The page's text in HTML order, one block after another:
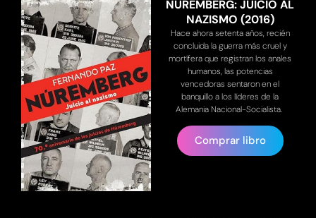
NÚREMBERG: JUICIO AL
NAZISMO (2016)
Hace ahora setenta años, recién
concluida la guerra más cruel y
mortífera que registran los anales
humanos, las potencias
vencedoras sentaron en el
banquillo a los líderes de la
Alemania Nacional-Socialista.
Comprar libro